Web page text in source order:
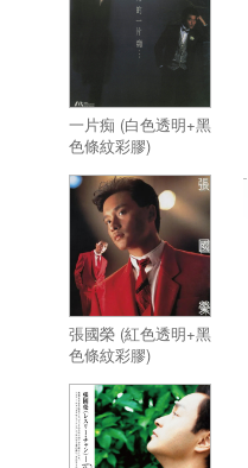
一片痴 (白色透明+黑
色條紋彩膠)
張國榮 (紅色透明+黑
色條紋彩膠)